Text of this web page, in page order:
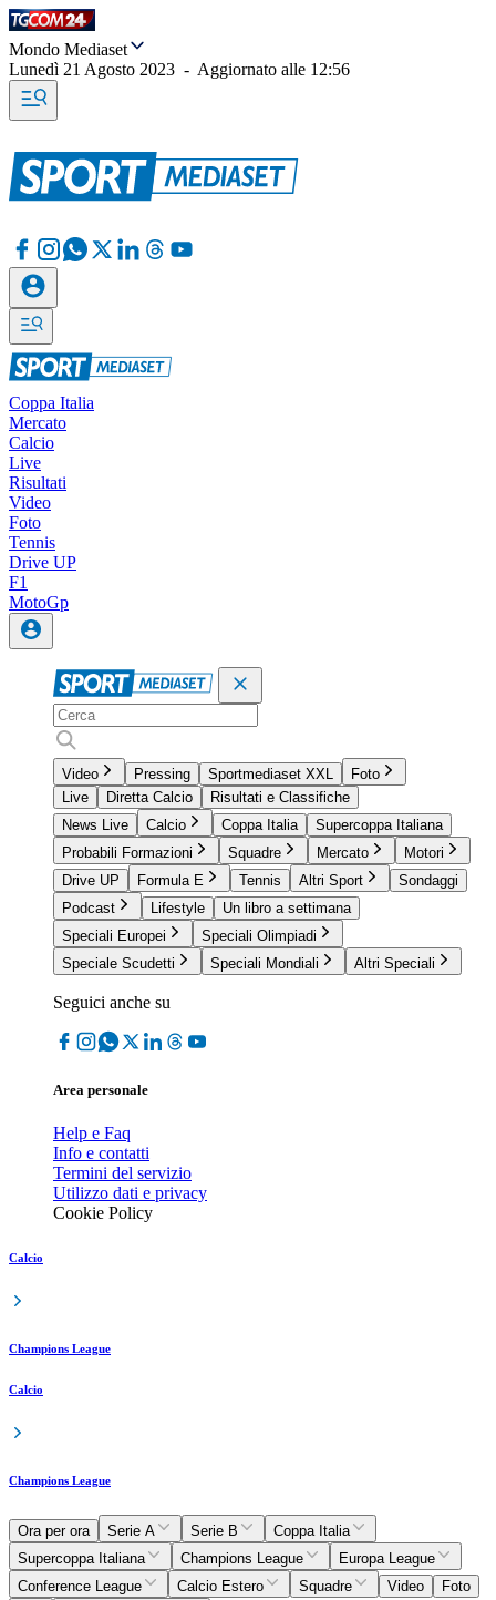
Mondo Mediaset
Lunedì 21 Agosto 2023 - Aggiornato alle 12:56
Coppa Italia
Mercato
Calcio
Live
Risultati
Video
Foto
Tennis
Drive UP
F1
MotoGp
Video Pressing Sportmediaset XXL
Foto
Live
Diretta Calcio
Risultati e Classifiche
News Live
Calcio Coppa Italia
Supercoppa Italiana
Probabili Formazioni
Squadre Mercato
Motori
Drive UP
Formula E Tennis Altri Sport
Sondaggi
Podcast
Lifestyle
Un libro a settimana
Speciali Europei
Speciali Olimpiadi
Speciale Scudetti
Speciali Mondiali Altri Speciali
Seguici anche su
Area personale
Help e Faq
Info e contatti
Termini del servizio
Utilizzo dati e privacy
Cookie Policy
Calcio
Champions League
Calcio
Champions League
Ora per ora Serie A Serie B
Coppa Italia
Supercoppa Italiana
Champions League
Europa League
Conference League
Calcio Estero Squadre Video
Foto